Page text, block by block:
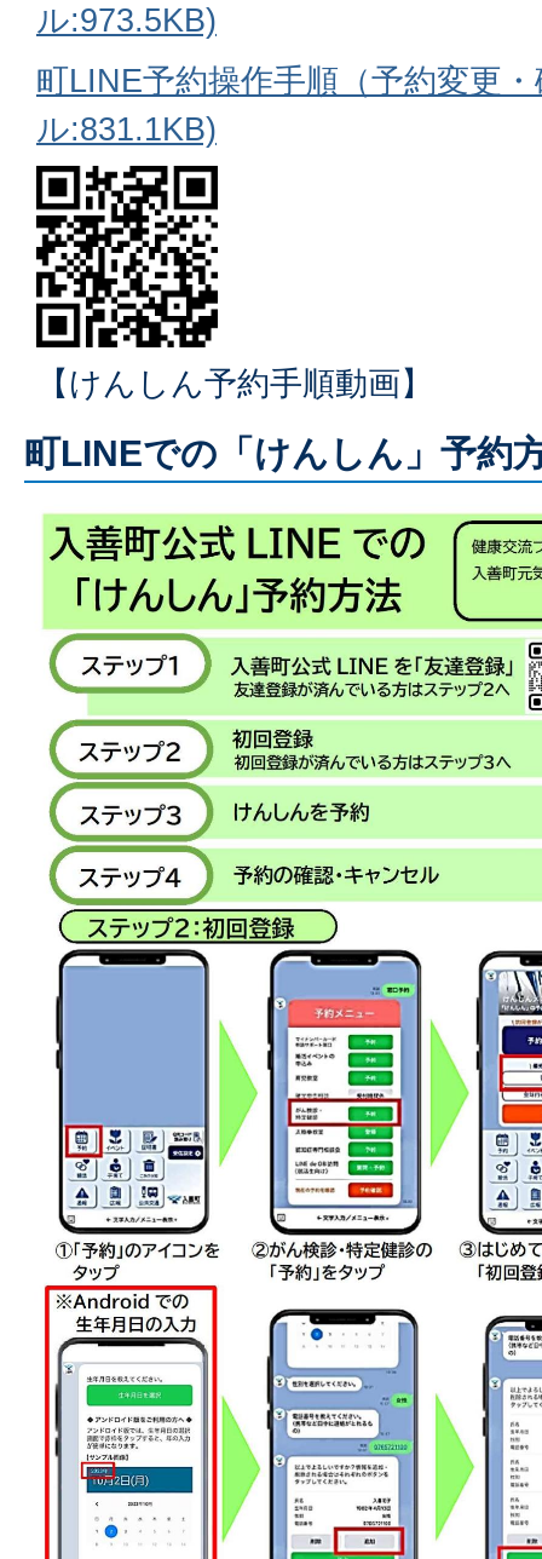
ル:973.5KB)
町LINE予約操作手順（予約変更
ル:831.1KB)
【けんしん予約手順動画】
町LINEでの「けんしん」予約